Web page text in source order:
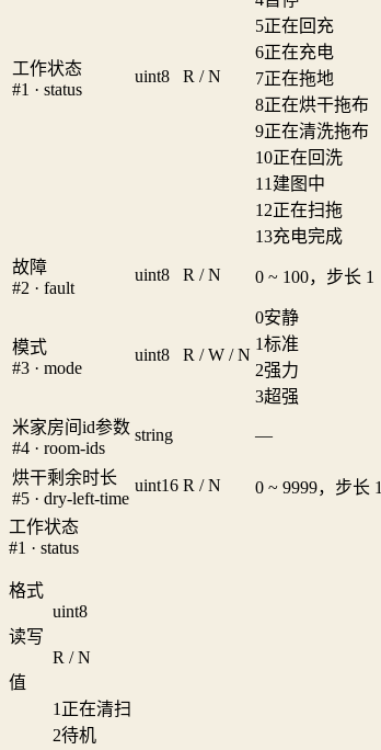
工作状态
#1 · status
uint8 R / N
5正在回充
6正在充电
7正在拖地
8正在烘干拖布
9正在清洗拖布
10正在回洗
11 建图中
12正在扫拖
13充电完成
故障
#2 · fault
uint8 R / N 0 ~ 100，步长 1
模式
#3 · mode
uint8 R / W / N
0安静
1标准
2强力
3超强
米家房间id参数
#4 · room-ids
string —
烘干剩余时长
#5 · dry-left-time
uint16 R / N 0 ~ 9999，步长 1
工作状态
#1 · status
格式
uint8
读写
R / N
值
1 正在清扫
2待机